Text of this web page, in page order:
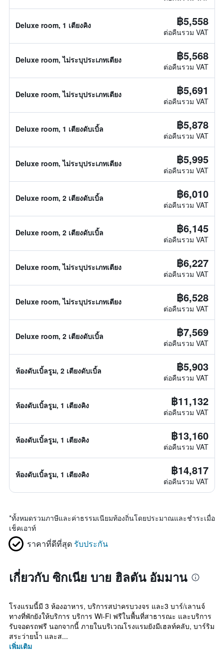
Deluxe room, 1 เตียงคิง ฿5,558
ต่อคืนรวม VAT
Deluxe room, ไม่ระบุประเภทเตียง ฿5,568
ต่อคืนรวม VAT
Deluxe room, ไม่ระบุประเภทเตียง ฿5,691
ต่อคืนรวม VAT
Deluxe room, 1 เตียงดับเบิ้ล ฿5,878
ต่อคืนรวม VAT
Deluxe room, ไม่ระบุประเภทเตียง ฿5,995
ต่อคืนรวม VAT
Deluxe room, 2 เตียงดับเบิ้ล ฿6,010
ต่อคืนรวม VAT
Deluxe room, 2 เตียงดับเบิ้ล ฿6,145
ต่อคืนรวม VAT
Deluxe room, ไม่ระบุประเภทเตียง ฿6,227
ต่อคืนรวม VAT
Deluxe room, ไม่ระบุประเภทเตียง ฿6,528
ต่อคืนรวม VAT
Deluxe room, 2 เตียงดับเบิ้ล ฿7,569
ต่อคืนรวม VAT
ห้องดับเบิ้ลรูม, 2 เตียงดับเบิ้ล ฿5,903
ต่อคืนรวม VAT
ห้องดับเบิ้ลรูม, 1 เตียงคิง ฿11,132
ต่อคืนรวม VAT
ห้องดับเบิ้ลรูม, 1 เตียงคิง ฿13,160
ต่อคืนรวม VAT
ห้องดับเบิ้ลรูม, 1 เตียงคิง ฿14,817
ต่อคืนรวม VAT
*ทั้งหมดรวมภาษีและค่าธรรมเนียมท้องถิ่นโดยประมาณและชำระเมื่อ
เช็คเอาท์
ราคาที่ดีที่สุด รับประกัน
เกี่ยวกับ ซิกเนีย บาย ฮิลตัน อัมมาน
โรงแรมนี้มี 3 ห้องอาหาร, บริการสปาครบวงจร และ3 บาร์/เลานจ์
ทางที่พักยังให้บริการ บริการ Wi-Fi ฟรีในพื้นที่สาธารณะ และบริการ
รับจอดรถฟรี นอกจากนี้ ภายในบริเวณโรงแรมยังมีเฮลท์คลับ, บาร์ริม
สระว่ายน้ำ และส...
เพิ่มเติม